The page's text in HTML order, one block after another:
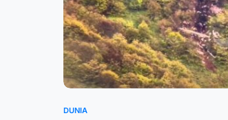
DUNIA